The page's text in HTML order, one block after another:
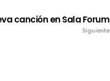
canción en Sala Forum
Siguiente